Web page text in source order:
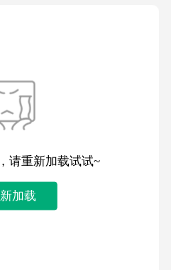
请重新加载试试~
加载